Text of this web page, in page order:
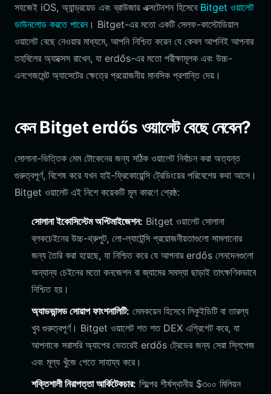
সহজেই iOS, অ্যান্ড্রয়েড এবং ব্রাউজার এক্সটেনশন হিসেবে Bitget ওয়ালেট
ডাউনলোড করতে পারেন। Bitget-এর মতো একটি সেলফ-কাস্টোডিয়াল
ওয়ালেট বেছে নেওয়ার মাধ্যমে, আপনি নিশ্চিত করেন যে কেবল আপনিই আপনার
তহবিলের অ্যাক্সেস রাখেন, যা erdős-এর মতো পরীক্ষামূলক এবং উচ্চ-
এনগেজমেন্ট অ্যাসেটের ক্ষেত্রে প্রয়োজনীয় মানসিক প্রশান্তি দেয়।
কেন Bitget erdős ওয়ালেট বেছে নেবেন?
সোলানা-ভিত্তিক মেম টোকেনের জন্য সঠিক ওয়ালেট নির্বাচন করা অত্যন্ত
গুরুত্বপূর্ণ, বিশেষ করে যখন হাই-ফ্রিকোয়েন্সি ট্রেডিংয়ের পরিবেশের কথা আসে।
Bitget ওয়ালেট এই নিশে কয়েকটি মূল কারণে শ্রেষ্ঠ:
সোলানা ইকোসিস্টেম অপ্টিমাইজেশন: Bitget ওয়ালেট সোলানা
ব্লকচেইনের উচ্চ-থ্রুপুট, লো-ল্যাটেন্সি প্রয়োজনীয়তাগুলো সামলানোর
জন্য তৈরি করা হয়েছে, যা নিশ্চিত করে যে আপনার erdős লেনদেনগুলো
অন্যান্য চেইনের মতো কনজেশন বা জ্যামের সমস্যা ছাড়াই তাৎক্ষণিকভাবে
নিশ্চিত হয়।
অ্যাডভান্সড সোয়াপ ফাংশনালিটি: মেমকয়েন হিসেবে লিকুইডিটি বা তারল্য
খুব গুরুত্বপূর্ণ। Bitget ওয়ালেট শত শত DEX এগ্রিগেট করে, যা
আপনাকে সরাসরি অ্যাপের ভেতরেই erdős ট্রেডের জন্য সেরা স্লিপেজ
এবং মূল্য খুঁজে পেতে সাহায্য করে।
শক্তিশালী নিরাপত্তা আর্কিটেকচার: শিল্পের শীর্ষস্থানীয় $৩০০ মিলিয়ন